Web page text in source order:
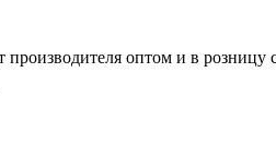
производителя оптом и в розницу